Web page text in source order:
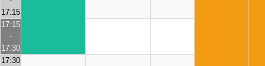
17:15
17:15
-
17:30
17:30